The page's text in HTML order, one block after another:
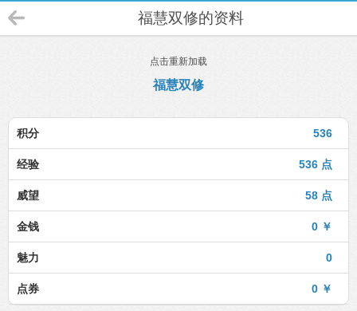
福慧双修的资料
点击重新加载
福慧双修
536
积分
536 点
经验
58 点
威望
0 ￥
金钱
0
魅力
0 ￥
点券